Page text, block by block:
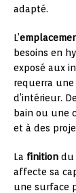
adapté.
L’
besoins en
exposé aux
requerra
d’intérieur.
bain ou une
et à des
La finition du
affecte sa
une surface